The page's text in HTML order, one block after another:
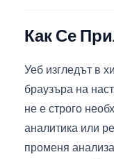
Как Се
Уеб изгледът в
браузъра на
не е строго
аналитика или
променя